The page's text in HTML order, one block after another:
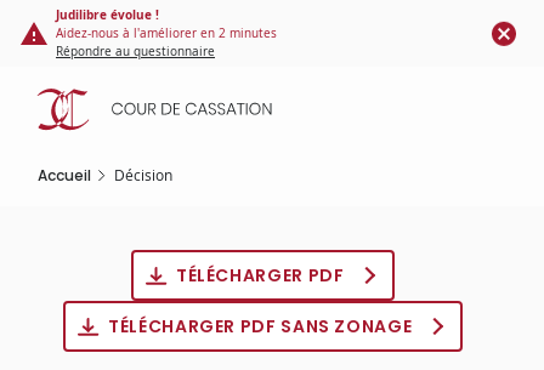
Panneau de gestion des cookies
contenu
principal
Judilibre évolue !
Aidez-nous à l'améliorer en 2 minutes
Répondre au questionnaire
Accueil Décision
TÉLÉCHARGER PDF
TÉLÉCHARGER PDF SANS ZONAGE